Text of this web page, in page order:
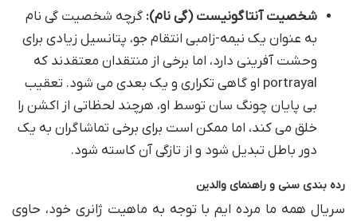
شخصیت آنتاگونیست (گی نام): گرچه شخصیت گی نام
به عنوان یک نیمه-زامبی انتقام جو، پتانسیل زیادی برای
وحشت آفرینی دارد، اما برخی از منتقدان معتقدند که
portrayal او گاهی تکراری و یک بعدی می شود. تعقیب
بی پایان چونگ سان توسط او، هرچند لحظاتی از اکشن را
خلق می کند، اما ممکن است برای برخی تماشاگران به یک
دور باطل تبدیل شود و از تازگی آن کاسته شود.
رده بندی سنی و راهنمای والدین
سریال همه ما مرده ایم با توجه به ماهیت ژانری خود، حاوی